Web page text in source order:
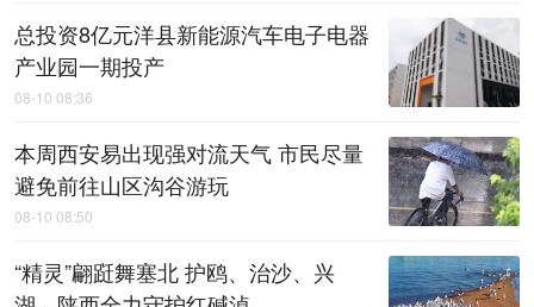
总投资8亿元洋县新能源汽车电子电器
产业园一期投产
08-10 08:36
本周西安易出现强对流天气 市民尽量
避免前往山区沟谷游玩
08-10 08:50
“精灵”翩跹舞塞北 护鸥、治沙、兴